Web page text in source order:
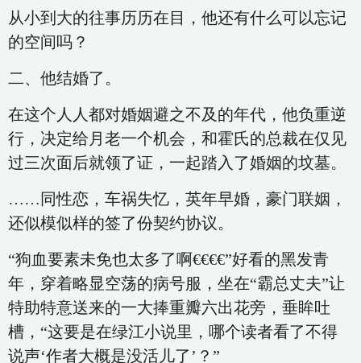
从小到大的往事历历在目，他还有什么可以忘记
的空间吗？
二、他结婚了。
在这个人人都对婚姻避之不及的年代，他负重逆
行，决定给月老一个机会，和霍氏的总裁在仅见
过三次面后就领了证，一起踏入了婚姻的坟墓。
……同性恋，车祸失忆，英年早婚，豪门联姻，
还似模似样的签了份契约协议。
“狗血要素未免也太多了啊€€€€”好看的黑发青
年，穿着略显空荡的病号服，坐在“霸总丈夫”让
特助特意送来的一大捧重瓣六出花旁，垂眸吐
槽，“这要是在绿江小说里，哪个读者看了不得
说声‘作者大概是没活儿了’？”